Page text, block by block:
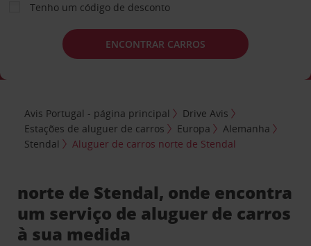
Tenho um código de desconto
ENCONTRAR CARROS
Avis Portugal - página principal
Drive Avis
Estações de aluguer de carros
Europa
Alemanha
Stendal
Aluguer de carros norte de Stendal
norte de Stendal, onde encontra
um serviço de aluguer de carros
à sua medida